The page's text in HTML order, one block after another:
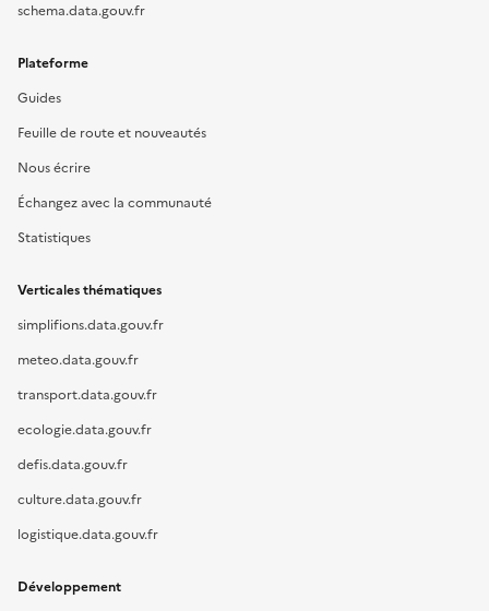
schema.data.gouv.fr
Plateforme
Guides
Feuille de route et nouveautés
Nous écrire
Échangez avec la communauté
Statistiques
Verticales thématiques
simplifions.data.gouv.fr
meteo.data.gouv.fr
transport.data.gouv.fr
ecologie.data.gouv.fr
defis.data.gouv.fr
culture.data.gouv.fr
logistique.data.gouv.fr
Développement